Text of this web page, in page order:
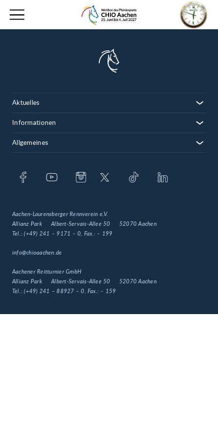
Aktuelles
Informationen
Allgemeines
Aachen-Laurensberger Rennverein e.V.
Allianz Park
Albert-Servais-Allee 50
52070 Aachen
Tel.:(+49) 241 – 9171 – 0 , Fax.: – 199
info@chioaachen.de
Aachener Reitturnier GmbH
Allianz Park
Albert-Servais-Allee 50
52070 Aachen
Tel.:(+49) 241 – 88927 – 0 , Fax.: – 159